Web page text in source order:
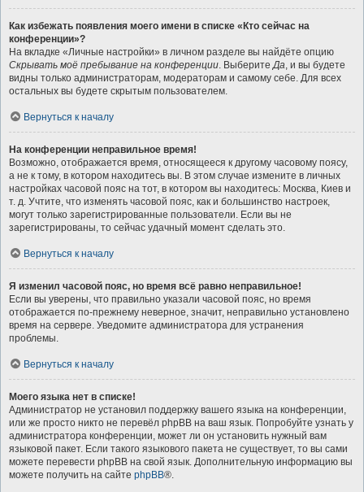
Как избежать появления моего имени в списке «Кто сейчас на
конференции»?
На вкладке «Личные настройки» в личном разделе вы найдёте опцию
Скрывать моё пребывание на конференции. ВыберитеДа, и вы будете
видны только администраторам, модераторам и самому себе. Для всех
остальных вы будете скрытым пользователем.
Вернуться к началу
На конференции неправильное время!
Возможно, отображается время, относящееся к другому часовому поясу,
а не к тому, в котором находитесь вы. В этом случае измените в личных
настройках часовой пояс на тот, в котором вы находитесь: Москва, Киев и
т. д. Учтите, что изменять часовой пояс, как и большинство настроек,
могут только зарегистрированные пользователи. Если вы не
зарегистрированы, то сейчас удачный момент сделать это.
Вернуться к началу
Я изменил часовой пояс, но время всё равно неправильное!
Если вы уверены, что правильно указали часовой пояс, но время
отображается по-прежнему неверное, значит, неправильно установлено
время на сервере. Уведомите администратора для устранения
проблемы.
Вернуться к началу
Моего языка нет в списке!
Администратор не установил поддержку вашего языка на конференции,
или же просто никто не перевёл phpBB на ваш язык. Попробуйте узнать у
администратора конференции, может ли он установить нужный вам
языковой пакет. Если такого языкового пакета не существует, то вы сами
можете перевести phpBB на свой язык. Дополнительную информацию вы
можете получить на сайте phpBB®.